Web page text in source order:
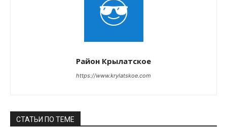
Район Крылатское
https://www.krylatskoe.com
СТАТЬИ ПО ТЕМЕ